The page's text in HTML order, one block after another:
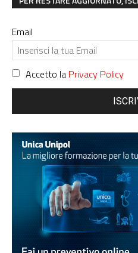
Email
Accetto la Privacy Policy